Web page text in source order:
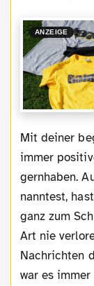
ANZEIGE
Mit deiner begeisternden, interessierten und
immer
gernhaben.
nanntest,
ganz zum
Art nie
Nachrichten
war es